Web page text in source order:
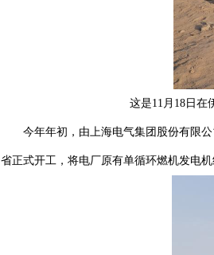
这是11月18日在
今年年初，由上海电气集团股份有限
省正式开工，将电厂原有单循环燃机发电